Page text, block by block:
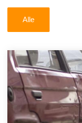
U kunt er ook voor
verkopen en op te
Ophaaldienst van
auto gratis
telefonisch
Wilt u direct een
Alle